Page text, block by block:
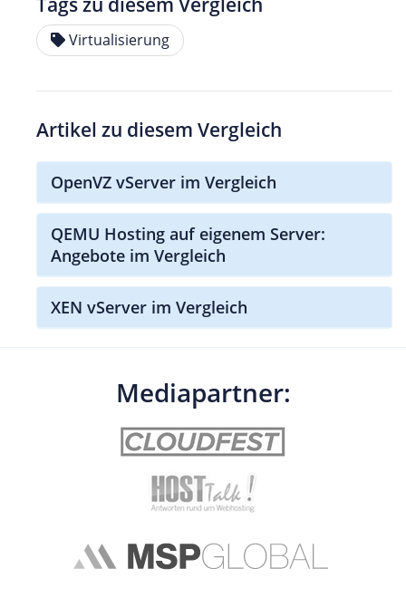
Virtualisierung
Artikel zu diesem Vergleich
OpenVZ vServer im Vergleich
QEMU Hosting auf eigenem Server:
Angebote im Vergleich
XEN vServer im Vergleich
Mediapartner: